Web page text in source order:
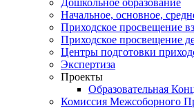
Дошкольное образование
Начальное, основное,
Приходское просвещение
Приходское просвещение
Центры подготовки
Экспертиза
Проекты
Образовательная
Комиссия Межсоборного